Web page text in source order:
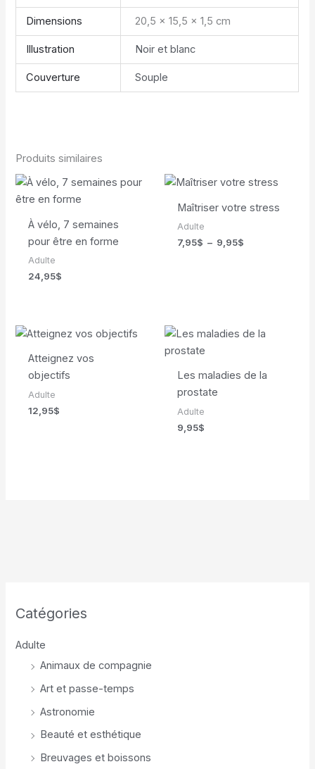
Catégories
Adulte
Animaux de compagnie
Art et passe-temps
Astronomie
Beauté et esthétique
Breuvages et boissons
Dimensions 20,5 × 15,5 × 1,5 cm
Illustration Noir et blanc
Couverture Souple
Produits similaires
À vélo, 7 semaines
pour être en forme
Adulte
24,95$
Maîtriser votre stress
Adulte
7,95$ – 9,95$Plage
Atteignez vos
objectifs
Adulte
12,95$
Les maladies de la
prostate
Adulte
9,95$